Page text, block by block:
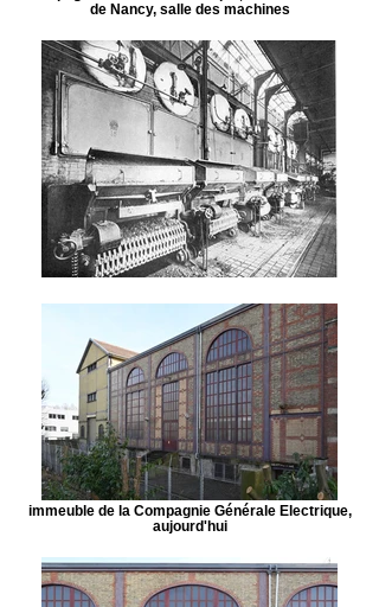
de Nancy, salle des machines
immeuble de la Compagnie Générale Electrique,
aujourd'hui